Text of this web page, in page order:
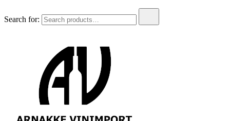
Search for: